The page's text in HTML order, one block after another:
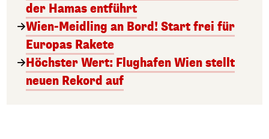
der Hamas entführt
Wien-Meidling an Bord! Start frei für
Europas Rakete
Höchster Wert: Flughafen Wien stellt
neuen Rekord auf